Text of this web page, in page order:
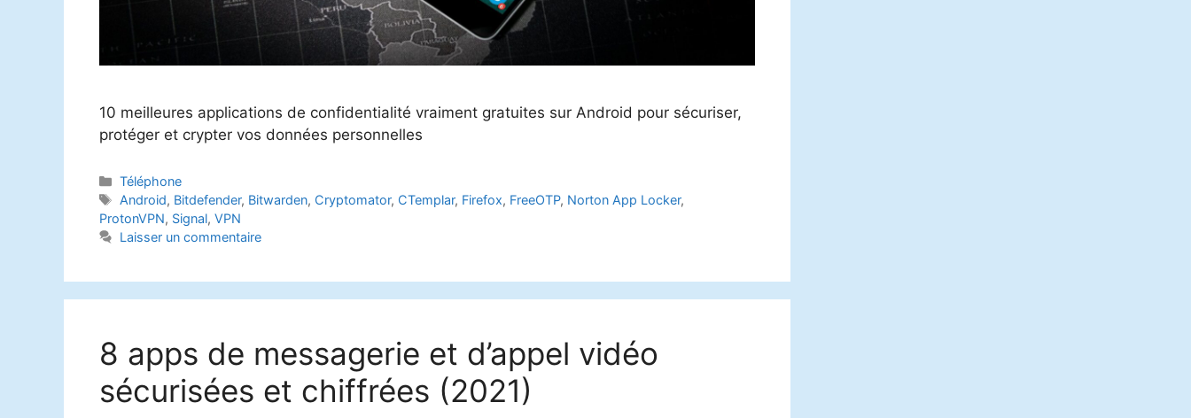
10 meilleures applications de confidentialité vraiment gratuites sur Android pour sécuriser,
protéger et crypter vos données personnelles
Catégories
Téléphone
Étiquettes
Android, Bitdefender, Bitwarden, Cryptomator, CTemplar, Firefox, FreeOTP, Norton App Locker,
ProtonVPN, Signal, VPN
Laisser un commentaire
8 apps de messagerie et d’appel vidéo
sécurisées et chiffrées (2021)